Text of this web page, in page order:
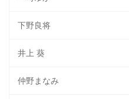
下野良将
井上 葵
仲野まなみ